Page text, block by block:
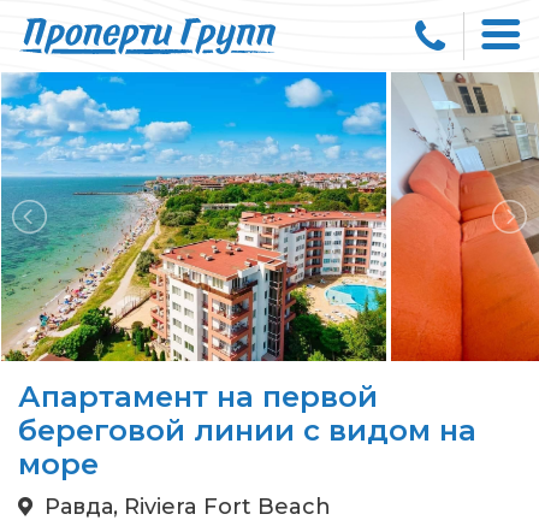
Апартамент на первой
береговой линии с видом на
море
Равда, Riviera Fort Beach